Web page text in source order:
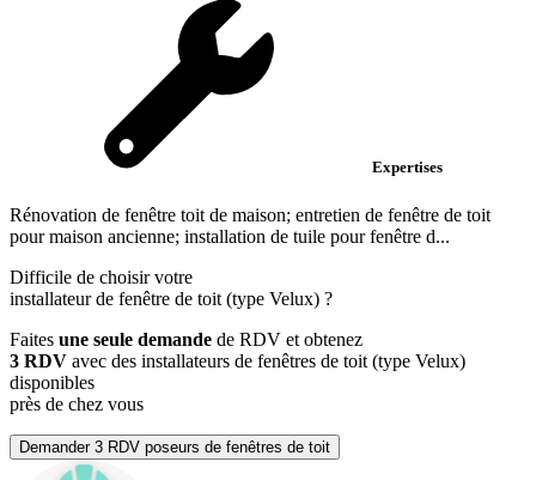
Expertises
Rénovation de fenêtre toit de maison; entretien de fenêtre de toit
pour maison ancienne; installation de tuile pour fenêtre d...
Difficile de choisir votre
installateur de fenêtre de toit (type Velux) ?
Faites une seule demande de RDV et obtenez
3 RDV avec des installateurs de fenêtres de toit (type Velux)
disponibles
près de chez vous
Demander 3 RDV poseurs de fenêtres de toit